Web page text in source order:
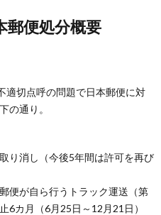
郵便処分概要
適切点呼の問題で日本郵便に対
の通り。
り消し（今後5年間は許可を再び
便が自ら行うトラック運送（第
6カ月（6月25日～12月21日）